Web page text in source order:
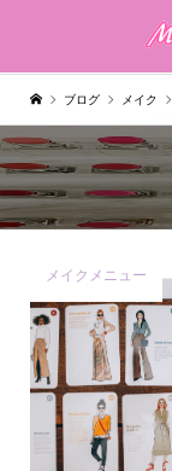
ブログ メイク
メイクメニュー